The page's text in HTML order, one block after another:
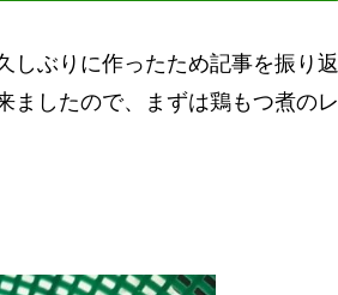
しぶりに作ったため記事を振り返
ましたので、まずは鶏もつ煮のレ